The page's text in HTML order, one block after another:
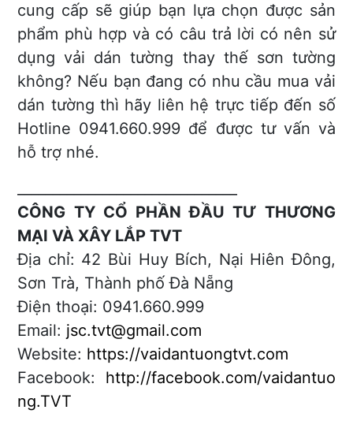
cung cấp sẽ giúp bạn lựa chọn được sản
phẩm phù hợp và có câu trả lời có nên sử
dụng vải dán tường thay thế sơn tường
không? Nếu bạn đang có nhu cầu mua vải
dán tường thì hãy liên hệ trực tiếp đến số
Hotline 0941.660.999 để được tư vấn và
hỗ trợ nhé.
CÔNG TY CỔ PHẦN ĐẦU TƯ THƯƠNG
MẠI VÀ XÂY LẮP TVT
Địa chỉ: 42 Bùi Huy Bích, Nại Hiên Đông,
Sơn Trà, Thành phố Đà Nẵng
Điện thoại: 0941.660.999
Email: jsc.tvt@gmail.com
Website: https://vaidantuongtvt.com
Facebook: http://facebook.com/vaidantuo
ng.TVT